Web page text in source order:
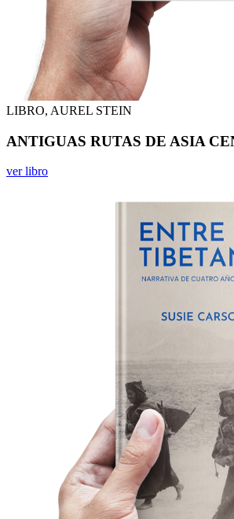
LIBRO, AUREL STEIN
ANTIGUAS RUTAS DE ASIA
ver libro